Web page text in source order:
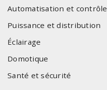
Automatisation et contrôle
Puissance et distribution
Éclairage
Domotique
Santé et sécurité